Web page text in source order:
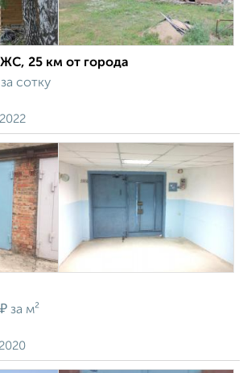
25 км от города
за сотку
₽ за м²